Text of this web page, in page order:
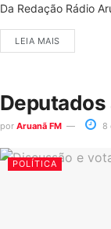
Da Redação Rádio
LEIA MAIS
Deputados
por Aruanã FM 8
POLÍTICA